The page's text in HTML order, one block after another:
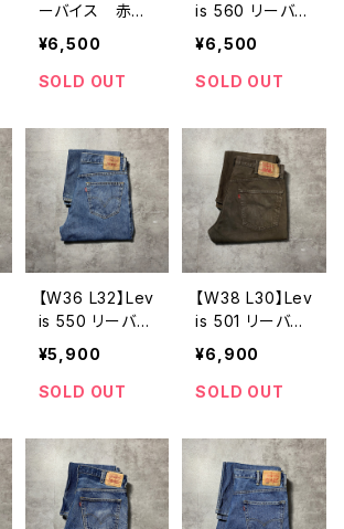
ーバイス 赤タ
ブ ダブルポケ
ット メタルボタ
ン セルビッジ
フェード デニ
ムシャツ
¥6,500
SOLD OUT
is 560 リーバイ
ス ジッパーフ
ライ バギー
テーパード デ
ーンズ
¥6,500
SOLD OUT
【W36 L32】Lev
is 550 リーバイ
ス ジッパーフ
ライ バギー
テーパード デ
ーンズ
¥5,900
SOLD OUT
【W38 L30】Lev
is 501 リーバ
イ ボタンフラ
イ メキシコ
製 ブラウンデ
ンツ ジーンズ
¥6,900
SOLD OUT